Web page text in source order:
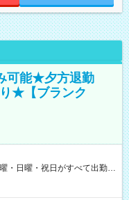
可能★夕方退勤
★【ブランク
円（入社から半年間は時給